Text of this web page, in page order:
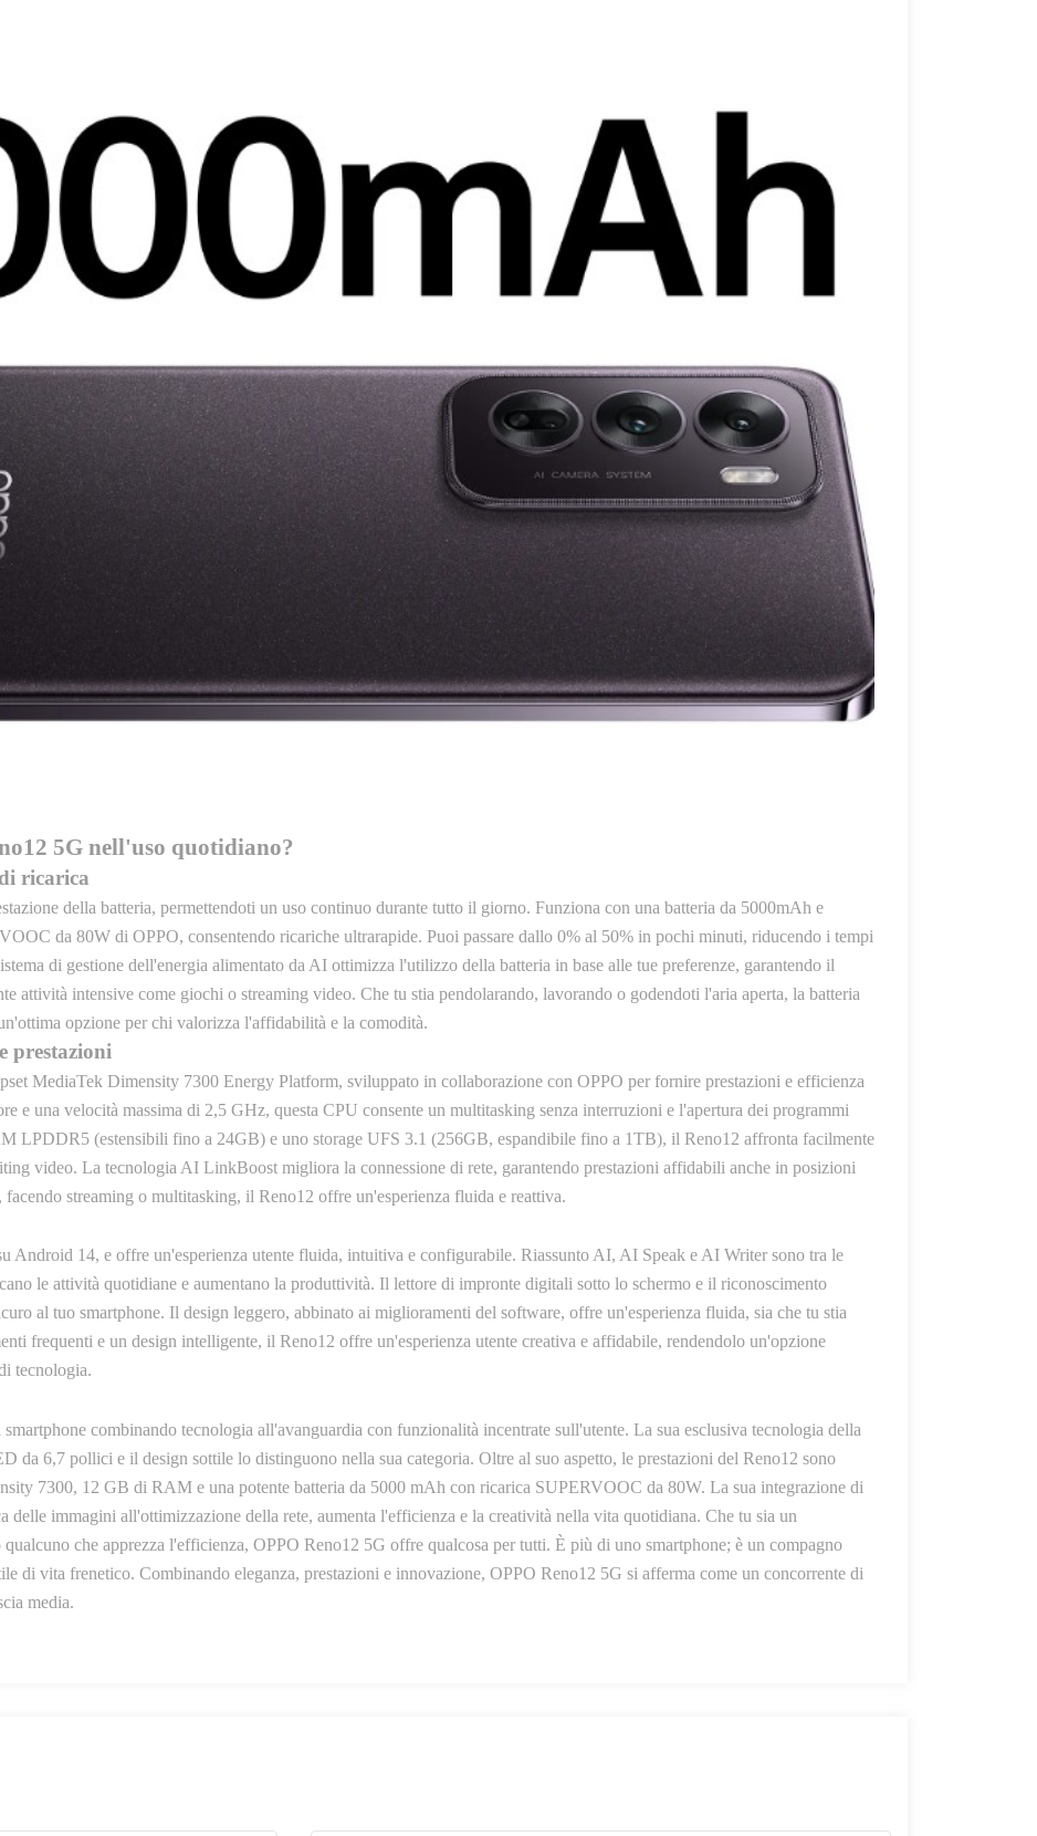
5G nell'uso quotidiano?
ricarica
della batteria, permettendoti un uso continuo durante tutto il giorno. Funziona con una batteria da 5000mAh e
da 80W di OPPO, consentendo ricariche ultrarapide. Puoi passare dallo 0% al 50% in pochi minuti, riducendo i tempi
di gestione dell'energia alimentato da AI ottimizza l'utilizzo della batteria in base alle tue preferenze, garantendo il
attività intensive come giochi o streaming video. Che tu stia pendolarando, lavorando o godendoti l'aria aperta, la batteria
opzione per chi valorizza l'affidabilità e la comodità.
prestazioni
MediaTek Dimensity 7300 Energy Platform, sviluppato in collaborazione con OPPO per fornire prestazioni e efficienza
e una velocità massima di 2,5 GHz, questa CPU consente un multitasking senza interruzioni e l'apertura dei programmi
LPDDR5 (estensibili fino a 24GB) e uno storage UFS 3.1 (256GB, espandibile fino a 1TB), il Reno12 affronta facilmente
video. La tecnologia AI LinkBoost migliora la connessione di rete, garantendo prestazioni affidabili anche in posizioni
streaming o multitasking, il Reno12 offre un'esperienza fluida e reattiva.
Android 14, e offre un'esperienza utente fluida, intuitiva e configurabile. Riassunto AI, AI Speak e AI Writer sono tra le
le attività quotidiane e aumentano la produttività. Il lettore di impronte digitali sotto lo schermo e il riconoscimento
al tuo smartphone. Il design leggero, abbinato ai miglioramenti del software, offre un'esperienza fluida, sia che tu stia
frequenti e un design intelligente, il Reno12 offre un'esperienza utente creativa e affidabile, rendendolo un'opzione
tecnologia.
combinando tecnologia all'avanguardia con funzionalità incentrate sull'utente. La sua esclusiva tecnologia della
da 6,7 pollici e il design sottile lo distinguono nella sua categoria. Oltre al suo aspetto, le prestazioni del Reno12 sono
7300, 12 GB di RAM e una potente batteria da 5000 mAh con ricarica SUPERVOOC da 80W. La sua integrazione di
delle immagini all'ottimizzazione della rete, aumenta l'efficienza e la creatività nella vita quotidiana. Che tu sia un
che apprezza l'efficienza, OPPO Reno12 5G offre qualcosa per tutti. È più di uno smartphone; è un compagno
di vita frenetico. Combinando eleganza, prestazioni e innovazione, OPPO Reno12 5G si afferma come un concorrente di
media.